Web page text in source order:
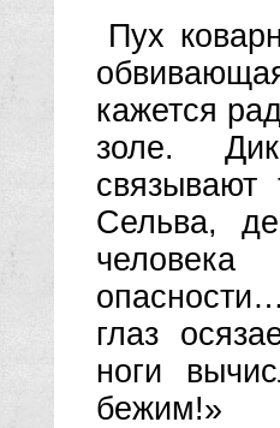
Пух
кажется
золе.
связывают
Сельва,
глаз
ноги
бежим!»